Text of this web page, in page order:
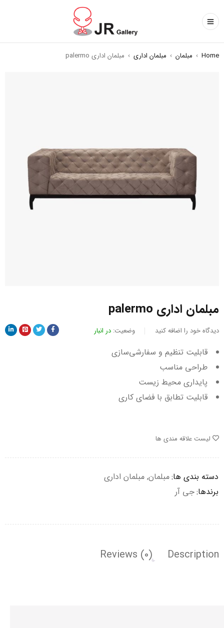
Home
› مبلمان › مبلمان اداری › مبلمان اداری palermo
مبلمان اداری palermo
دیدگاه خود را اضافه کنید وضعیت: در انبار
قابلیت تنظیم و سفارشی‌سازی
طراحی مناسب
پایداری محیط زیست
قابلیت تطابق با فضای کاری
لیست علاقه مندی ها
دسته بندی ها:مبلمان, مبلمان اداری
برندها:جی آر
Description
Reviews (0)